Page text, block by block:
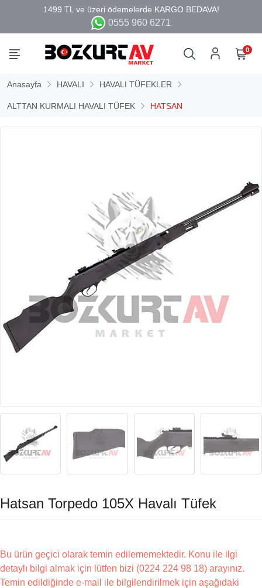
0555 960 6271
0
Anasayfa HAVALI HAVALI TÜFEKLER
ALTTAN KURMALI HAVALI TÜFEK HATSAN
Hatsan Torpedo 105X Havalı Tüfek
Bu ürün geçici olarak temin edilememektedir. Konu ile ilgi
detaylı bilgi almak için lütfen bizi (0224 224 98 18) arayınız.
Temin edildiğinde e-mail ile bilgilendirilmek için aşağıdaki